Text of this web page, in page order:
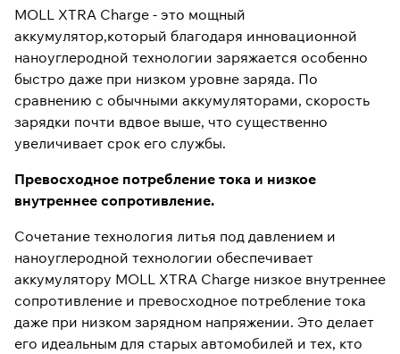
MOLL XTRA Charge - это мощный
аккумулятор,который благодаря инновационной
наноуглеродной технологии заряжается особенно
быстро даже при низком уровне заряда. По
сравнению с обычными аккумуляторами, скорость
зарядки почти вдвое выше, что существенно
увеличивает срок его службы.
Превосходное потребление тока и низкое
внутреннее сопротивление.
Сочетание технология литья под давлением и
наноуглеродной технологии обеспечивает
аккумулятору MOLL XTRA Charge низкое внутреннее
сопротивление и превосходное потребление тока
даже при низком зарядном напряжении. Это делает
его идеальным для старых автомобилей и тех, кто